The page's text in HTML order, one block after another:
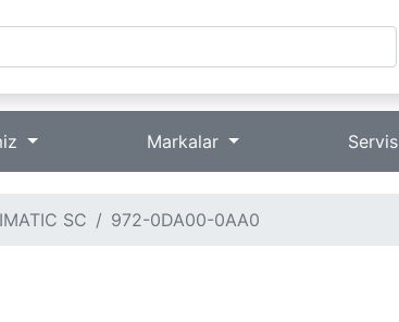
Markalar Servis
SC 972-0DA00-0AA0